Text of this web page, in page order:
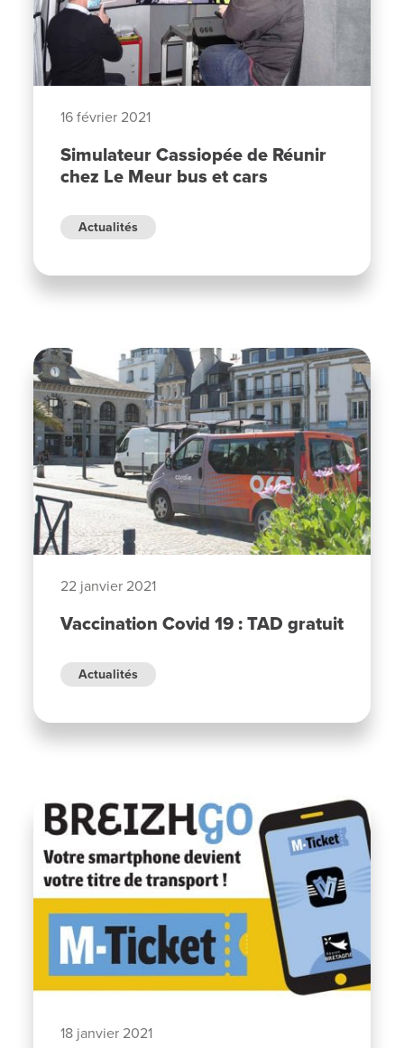
16 février 2021
Simulateur Cassiopée de Réunir
chez Le Meur bus et cars
Actualités
22 janvier 2021
Vaccination Covid 19 : TAD gratuit
Actualités
18 janvier 2021